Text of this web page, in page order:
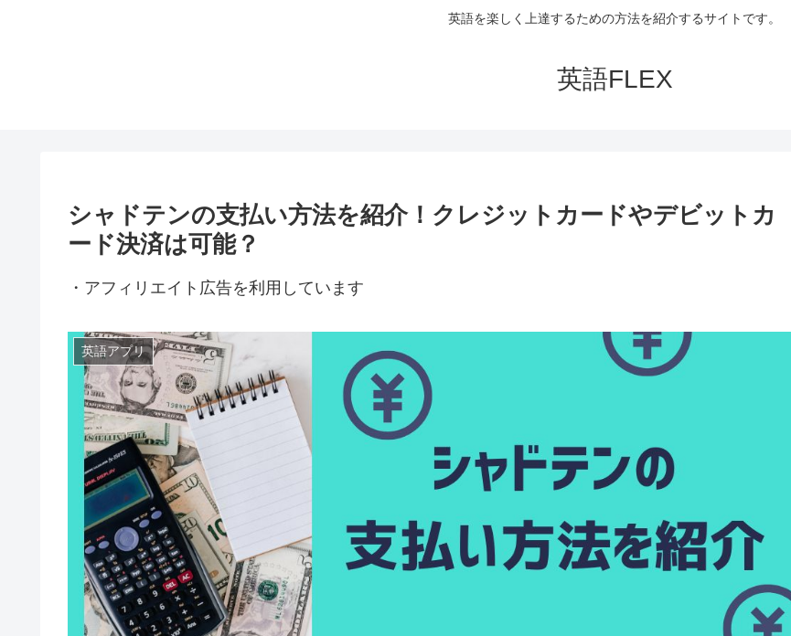
英語を楽しく上達するための方法を紹介するサイトです。
英語FLEX
シャドテンの支払い方法を紹介！クレジットカードやデビットカ
ード決済は可能？
・アフィリエイト広告を利用しています
英語アプリ